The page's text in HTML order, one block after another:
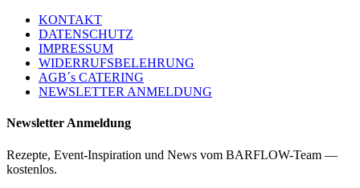
KONTAKT
DATENSCHUTZ
IMPRESSUM
WIDERRUFSBELEHRUNG
AGB´s CATERING
NEWSLETTER ANMELDUNG
Newsletter Anmeldung
Rezepte, Event-Inspiration und News vom BARFLOW-Team —
kostenlos.